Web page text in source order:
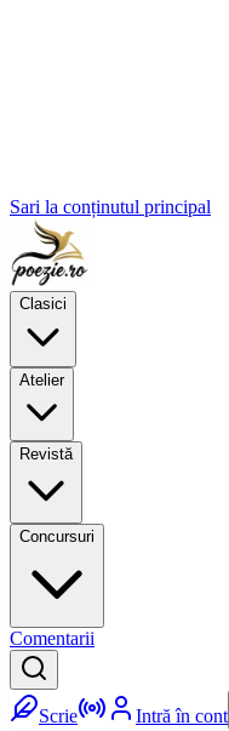
Sari la conținutul principal
Clasici
Atelier
Revistă
Concursuri
Comentarii
Scrie Intră în cont